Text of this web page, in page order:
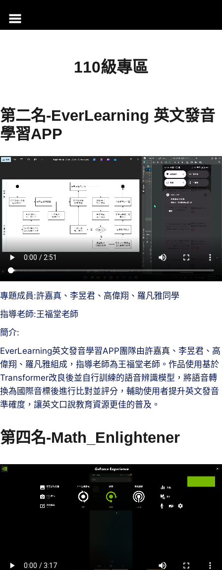
主
110級專區
第二名-EverLearning 英文發音
學習APP
專題成員:許嘉真、李昱君、高偉翔、羅凡雅同學
指導老師:王福堂老師
簡介:
EverLearning英文發音學習APP團隊由許嘉真、李昱君、高
偉翔、羅凡雅組成，指導老師為王福堂老師。作品使用基於
Transformer改良後並自行訓練的語音辨識模型，將語音轉
換為國際音標後進行比對並評分，輔助使用者提升英文發音
準確度，讓英文口說教育資源更佳的普及。
第四名-Math_Enlightener